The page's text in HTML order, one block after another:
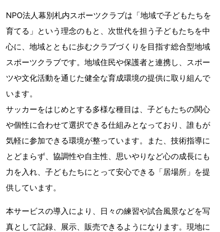
NPO法人幕別札内スポーツクラブは「地域で子どもたちを
育てる」という理念のもと、次世代を担う子どもたちを中
心に、地域とともに歩むクラブづくりを目指す総合型地域
スポーツクラブです。地域住民や保護者と連携し、スポー
ツや文化活動を通じた健全な育成環境の提供に取り組んで
います。
サッカーをはじめとする多様な種目は、子どもたちの関心
や個性に合わせて選択できる仕組みとなっており、誰もが
気軽に参加できる環境が整っています。また、技術指導に
とどまらず、協調性や自主性、思いやりなど心の成長にも
力を入れ、子どもたちにとって安心できる「居場所」を提
供しています。
本サービスの導入により、日々の練習や試合風景などを写
真として記録、展示、販売できるようになります。現地に